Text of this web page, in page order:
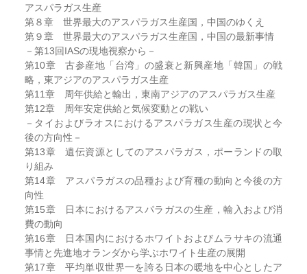
アスパラガス生産
第８章 世界最大のアスパラガス生産国，中国のゆくえ
第９章 世界最大のアスパラガス生産国，中国の最新事情
－第13回IASの現地視察から－
第10章 古参産地「台湾」の盛衰と新興産地「韓国」の戦
略，東アジアのアスパラガス生産
第11章 周年供給と輸出，東南アジアのアスパラガス生産
第12章 周年安定供給と気候変動との戦い
－タイおよびラオスにおけるアスパラガス生産の現状と今
後の方向性－
第13章 遺伝資源としてのアスパラガス，ポーランドの取
り組み
第14章 アスパラガスの品種および育種の動向と今後の方
向性
第15章 日本におけるアスパラガスの生産，輸入および消
費の動向
第16章 日本国内におけるホワイトおよびムラサキの流通
事情と先進地オランダから学ぶホワイト生産の展開
第17章 平均単収世界一を誇る日本の暖地を中心としたア